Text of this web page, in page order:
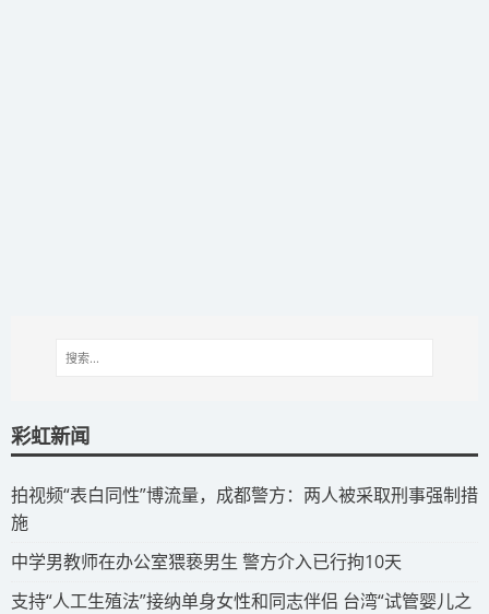
彩虹新闻
拍视频“表白同性”博流量，成都警方：两人被采取刑事强制措
施
​中学男教师在办公室猥亵男生 警方介入已行拘10天
​支持“人工生殖法”接纳单身女性和同志伴侣 台湾“试管婴儿之